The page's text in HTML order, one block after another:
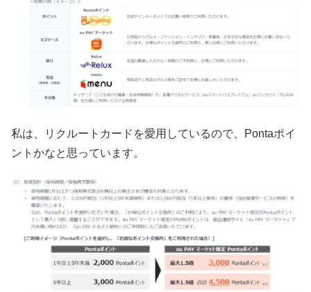
私は、リクルートカードを愛用しているので、Pontaポイ
ントかなと思っています。